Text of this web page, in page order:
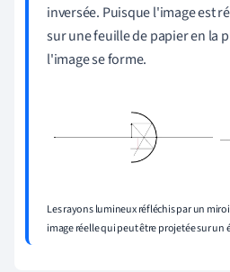
inversée. Puisque l'image est
sur une feuille de papier en la
l'image se forme.
Les rayons lumineux réfléchis par un
image réelle qui peut être projetée sur un